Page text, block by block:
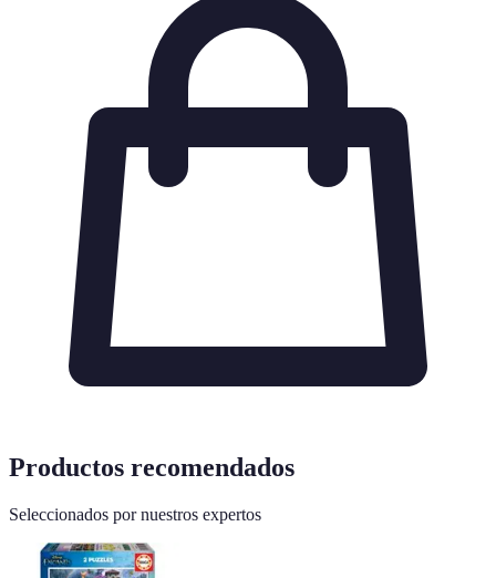
Productos recomendados
Seleccionados por nuestros expertos